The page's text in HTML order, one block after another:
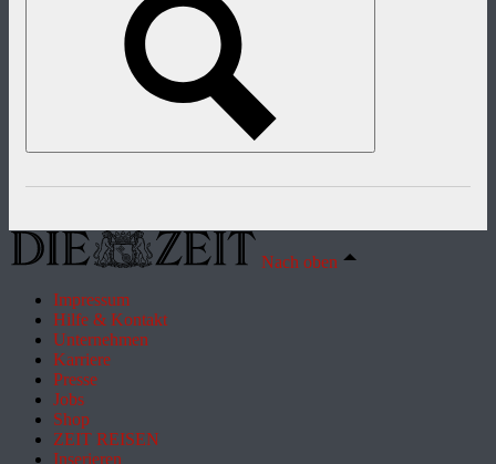
Nach oben
Impressum
Hilfe & Kontakt
Unternehmen
Karriere
Presse
Jobs
Shop
ZEIT REISEN
Inserieren